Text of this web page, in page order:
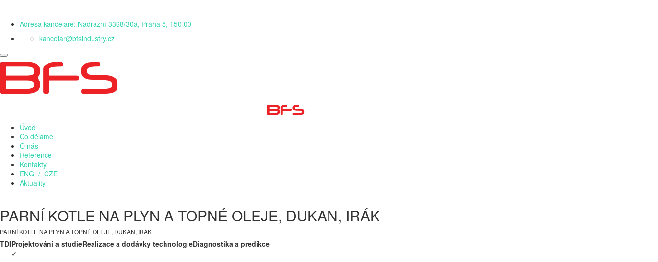
Adresa kanceláře: Nádražní 3368/30a, Praha 5, 150 00
kancelar@bfsindustry.cz
Úvod
Co děláme
O nás
Reference
Kontakty
ENG / CZE
Aktuality
PARNÍ KOTLE NA PLYN A TOPNÉ OLEJE, DUKAN, IRÁK
PARNÍ KOTLE NA PLYN A TOPNÉ OLEJE, DUKAN, IRÁK
TDIProjektování a studieRealizace a dodávky technologieDiagnostika a predikce
✓